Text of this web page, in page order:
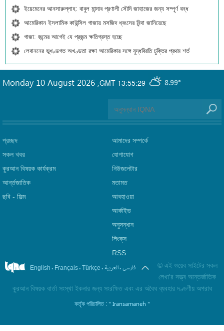
ইয়েমেনের আনসারুল্লাহ: বাবুল মান্দাব প্রণালী সৌদি জাহাজের জন্য সম্পূর্ণ বন্ধ
আমেরিকান ইসলামিক কাউন্সিল গাজায় মসজিদ ধ্বংসের নিন্দা জানিয়েছে
গাজা: জন্মের আগেই যে প্রজন্ম ক্ষতিগ্রস্ত হচ্ছে
লেবাননের ভূখণ্ডগত অখণ্ডতা রক্ষা আমেরিকার সঙ্গে যুদ্ধবিরতি চুক্তির প্রথম শর্ত
GMT-13:55:29 8.99°
Monday 10 August 2026 ,
প্রচ্ছদ
সকল খবর
কুরআন বিষয়ক কার্যক্রম
আর্ন্তজাতিক
ছবি‎ - ফিল্ম
আমাদের সম্পর্কে
যোগাযোগ
নিউজলেটার
মতামত
আবহাওয়া
আর্কাইভ
অনুসন্ধান
লিংক্‌স
RSS
English . Français. Türkçe . العربیة.فارسی © এই ওয়েব সাইটের সকল
লেখা'র সত্ত্ব আন্তর্জাতিক
কুরআন বিষয়ক বার্তা সংস্থা ইকনার জন্য সংরক্ষিত এবং এর অবৈধ ব্যবহার দণ্ডণীয় অপরাধ
কর্তৃক পরিচালিত : " Iransamaneh "